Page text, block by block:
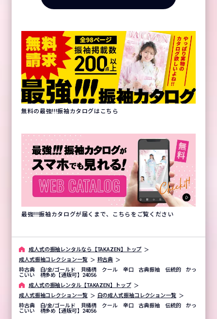
無料の最強!!!振袖カタログはこちら
最強!!!振袖カタログが届くまで、こちらをご覧ください
成⼈式の振袖レンタルなら【TAKAZEN】トップ
成人式振袖コレクション一覧
粋古典
粋古典 白/金/ゴールド 貝桶柄 クール 辛口 古典振袖 伝統的 かっ
こいい 柄多め【通販可】24056
成⼈式の振袖レンタル【TAKAZEN】トップ
成人式振袖コレクション一覧
白の成人式振袖コレクション一覧
粋古典 白/金/ゴールド 貝桶柄 クール 辛口 古典振袖 伝統的 かっ
こいい 柄多め【通販可】24056